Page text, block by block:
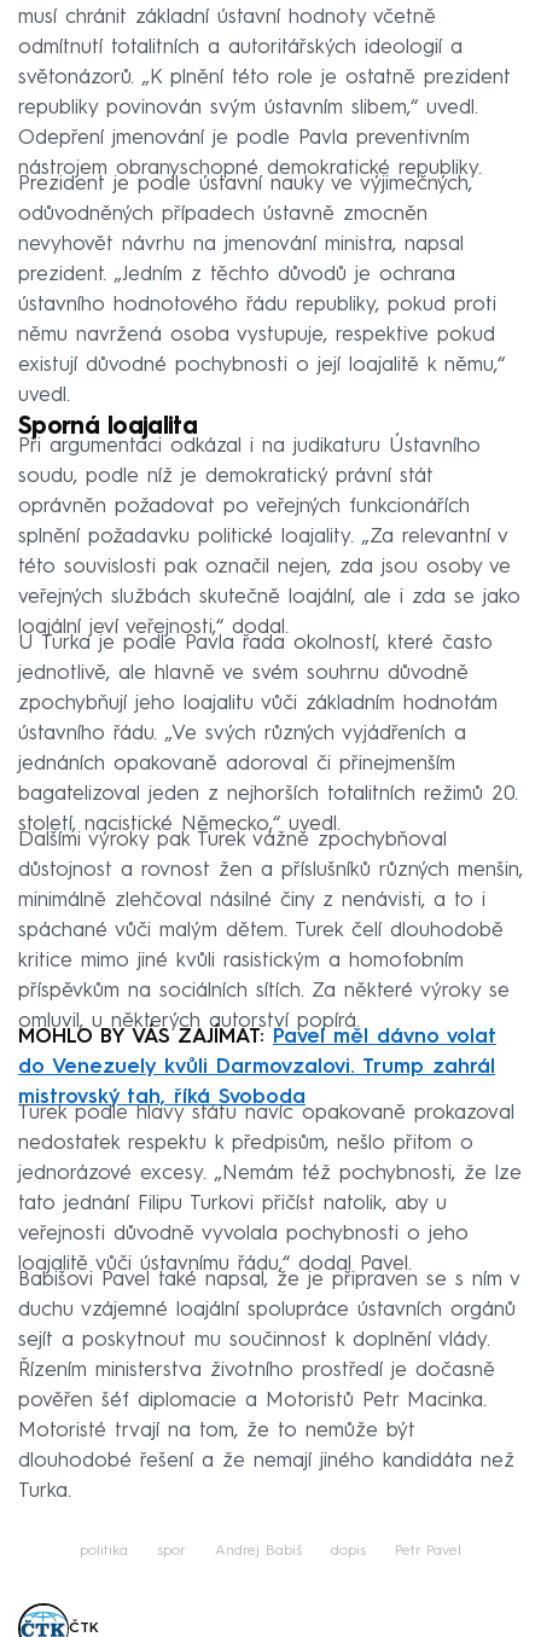
musí chránit základní ústavní hodnoty včetně
odmítnutí totalitních a autoritářských ideologií a
světonázorů. „K plnění této role je ostatně prezident
republiky povinován svým ústavním slibem,“ uvedl.
Odepření jmenování je podle Pavla preventivním
nástrojem obranyschopné demokratické republiky.
Prezident je podle ústavní nauky ve výjimečných,
odůvodněných případech ústavně zmocněn
nevyhovět návrhu na jmenování ministra, napsal
prezident. „Jedním z těchto důvodů je ochrana
ústavního hodnotového řádu republiky, pokud proti
němu navržená osoba vystupuje, respektive pokud
existují důvodné pochybnosti o její loajalitě k němu,“
uvedl.
Sporná loajalita
Při argumentaci odkázal i na judikaturu Ústavního
soudu, podle níž je demokratický právní stát
oprávněn požadovat po veřejných funkcionářích
splnění požadavku politické loajality. „Za relevantní v
této souvislosti pak označil nejen, zda jsou osoby ve
veřejných službách skutečně loajální, ale i zda se jako
loajální jeví veřejnosti,“ dodal.
U Turka je podle Pavla řada okolností, které často
jednotlivě, ale hlavně ve svém souhrnu důvodně
zpochybňují jeho loajalitu vůči základním hodnotám
ústavního řádu. „Ve svých různých vyjádřeních a
jednáních opakovaně adoroval či přinejmenším
bagatelizoval jeden z nejhorších totalitních režimů 20.
století, nacistické Německo,“ uvedl.
Dalšími výroky pak Turek vážně zpochybňoval
důstojnost a rovnost žen a příslušníků různých menšin,
minimálně zlehčoval násilné činy z nenávisti, a to i
spáchané vůči malým dětem. Turek čelí dlouhodobě
kritice mimo jiné kvůli rasistickým a homofobním
příspěvkům na sociálních sítích. Za některé výroky se
omluvil, u některých autorství popírá.
MOHLO BY VÁS ZAJÍMAT:
Pavel měl dávno volat
do Venezuely kvůli Darmovzalovi. Trump zahrál
mistrovský tah, říká Svoboda
Turek podle hlavy státu navíc opakovaně prokazoval
nedostatek respektu k předpisům, nešlo přitom o
jednorázové excesy. „Nemám též pochybnosti, že lze
tato jednání Filipu Turkovi přičíst natolik, aby u
veřejnosti důvodně vyvolala pochybnosti o jeho
loajalitě vůči ústavnímu řádu,“ dodal Pavel.
Babišovi Pavel také napsal, že je připraven se s ním v
duchu vzájemné loajální spolupráce ústavních orgánů
sejít a poskytnout mu součinnost k doplnění vlády.
Řízením ministerstva životního prostředí je dočasně
pověřen šéf diplomacie a Motoristů Petr Macinka.
Motoristé trvají na tom, že to nemůže být
dlouhodobé řešení a že nemají jiného kandidáta než
Turka.
politika spor Andrej Babiš dopis Petr Pavel
ČTK